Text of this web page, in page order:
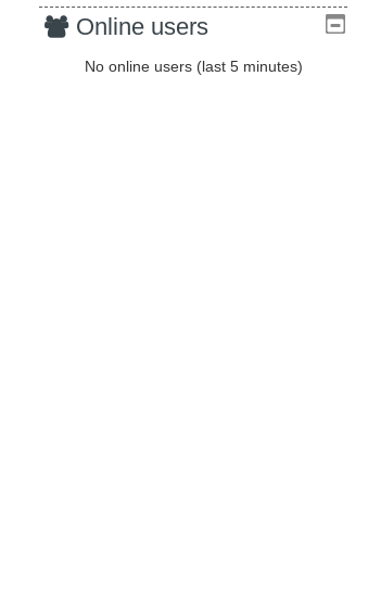
Online users
No online users (last 5 minutes)